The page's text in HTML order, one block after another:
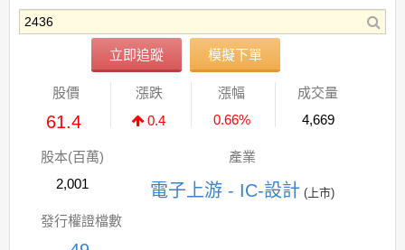
立即追蹤 模擬下單
股價
61.4
漲跌
0.4
漲幅
0.66%
成交量
4,669
股本(百萬)
2,001
產業
電子上游 - IC-設計 (上市)
發行權證檔數